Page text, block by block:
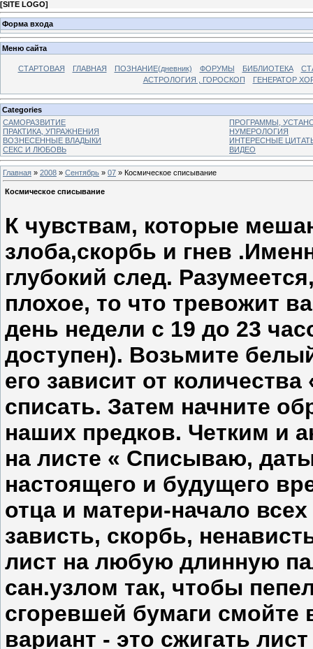
[SITE LOGO]
Форма входа
Меню сайта
СТАРТОВАЯ ГЛАВНАЯ ПОЗНАНИЕ(дневник) ФОРУМЫ БИБЛИОТЕКА
АСТРОЛОГИЯ , ГОРОСКОП
ГЕНЕРАТОР
Categories
САМОРАЗВИТИЕ
ПРОГРАММЫ,
ПРАКТИКА, УПРАЖНЕНИЯ
НУМЕРОЛОГИЯ
ВОЗНЕСЕННЫЕ ВЛАДЫКИ
ИНТЕРЕСНЫЕ
СЕКС И ЛЮБОВЬ
ВИДЕО
Главная » 2008 » Сентябрь » 07 » Космическое списывание
Космическое списывание
К чувствам, которые
злоба,скорбь и гнев
глубокий след.
плохое, то что тревожит
день недели с 19 до 23
доступен). Возьмите
его зависит от
списать. Затем начните
наших предков. Четким и
на листе « Списываю,
настоящего и будущего
отца и матери-начало
зависть, скорбь,
лист на любую длинную
сан.узлом так, чтобы
сгоревшей бумаги
вариант - это сжигать